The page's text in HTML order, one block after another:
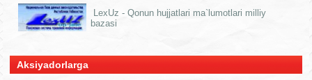
LexUz - Qonun hujjatlari ma`lumotlari milliy
bazasi
Aksiyadorlarga